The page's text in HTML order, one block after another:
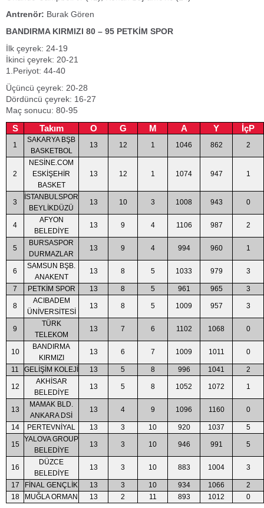
Antrenör: Burak Gören
BANDIRMA KIRMIZI 80 – 95 PETKİM SPOR
İlk çeyrek: 24-19
İkinci çeyrek: 20-21
1.Periyot: 44-40
Üçüncü çeyrek: 20-28
Dördüncü çeyrek: 16-27
Maç sonucu: 80-95
S Takım O G M A Y İçP
1
SAKARYA BŞB
BASKETBOL
13 12 1 1046 862 2
2
NESİNE.COM
ESKİŞEHİR
BASKET
13 12 1 1074 947 1
3
İSTANBULSPOR
BEYLİKDÜZÜ
13 10 3 1008 943 0
4
AFYON
BELEDİYE
13 9 4 1106 987 2
5
BURSASPOR
DURMAZLAR
13 9 4 994 960 1
6
SAMSUN BŞB.
ANAKENT
13 8 5 1033 979 3
7 PETKİM SPOR 13 8 5 961 965 3
8
ACIBADEM
ÜNİVERSİTESİ
13 8 5 1009 957 3
9
TÜRK
TELEKOM
13 7 6 1102 1068 0
10
BANDIRMA
KIRMIZI
13 6 7 1009 1011 0
11 GELİŞİM KOLEJİ 13 5 8 996 1041 2
12
AKHİSAR
BELEDİYE
13 5 8 1052 1072 1
13
MAMAK BLD.
ANKARA DSİ
13 4 9 1096 1160 0
14 PERTEVNİYAL 13 3 10 920 1037 5
15
YALOVA GROUP
BELEDİYE
13 3 10 946 991 5
16
DÜZCE
BELEDİYE
13 3 10 883 1004 3
17 FİNAL GENÇLİK 13 3 10 934 1066
2
18
MUĞLA ORMAN 13 2 11 893 1012 0